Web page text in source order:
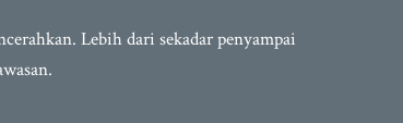
Lebih dari sekadar penyampai